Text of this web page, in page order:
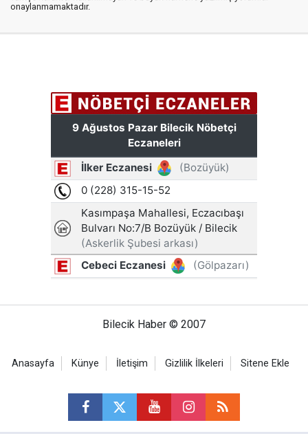
onaylanmamaktadır.
Bilecik Haber © 2007
Anasayfa Künye İletişim Gizlilik İlkeleri Sitene Ekle